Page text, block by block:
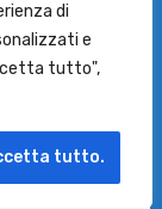
di
e
tutto",
tutto.